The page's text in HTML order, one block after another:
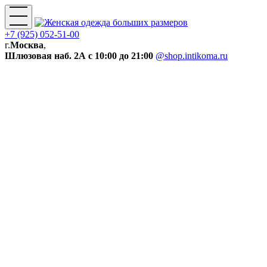
+7 (925) 052-51-00
г.Москва,
Шлюзовая наб. 2А с 10:00 до 21:00 @shop.intikoma.ru